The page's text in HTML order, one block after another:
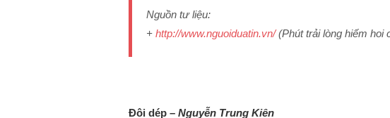
Nguồn tư liệu:
+ http://www.nguoiduatin.vn/(Phút trải lòng hiếm hoi
Đôi dép – Nguyễn Trung Kiên